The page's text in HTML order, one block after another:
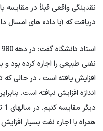
دریافت که آیا داده های امسال
نفتی طبیعی را اجاره کرده بود و
افزایش یافته است ، در حالی
اندازه افزایش نیافته است.
همراه با اجاره نفت بسیار